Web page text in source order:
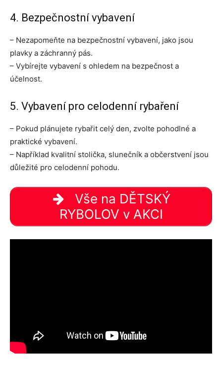
4. Bezpečnostní vybavení
– Nezapomeňte na bezpečnostní vybavení, jako jsou
plavky a záchranný pás.
– Vybírejte vybavení s ohledem na bezpečnost a
účelnost.
5. Vybavení pro celodenní rybaření
– Pokud plánujete rybařit celý den, zvolte pohodlné a
praktické vybavení.
– Například kvalitní stolička, slunečník a občerstvení jsou
důležité pro celodenní pohodu.
Vše na DĚTSKÝ
RYBOLOV v AKCI